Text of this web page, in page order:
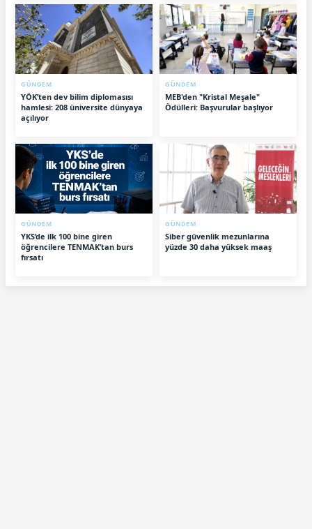
GÜNDEM
YÖK’ten dev bilim diplomasısı
hamlesi: 208 üniversite dünyaya
açılıyor
GÜNDEM
MEB'den "Kristal Meşale"
Ödülleri: Başvurular başlıyor
GÜNDEM
YKS’de ilk 100 bine giren
öğrencilere TENMAK’tan burs
fırsatı
GÜNDEM
Siber güvenlik mezunlarına
yüzde 30 daha yüksek maaş